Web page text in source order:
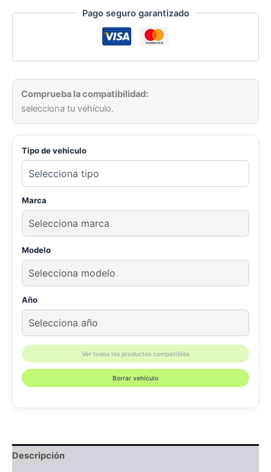
350R
Pago seguro garantizado
Comprueba la compatibilidad:
selecciona tu vehículo.
Tipo de vehículo
Marca
Modelo
Año
Ver todos los productos compatibles
Borrar vehículo
Descripción